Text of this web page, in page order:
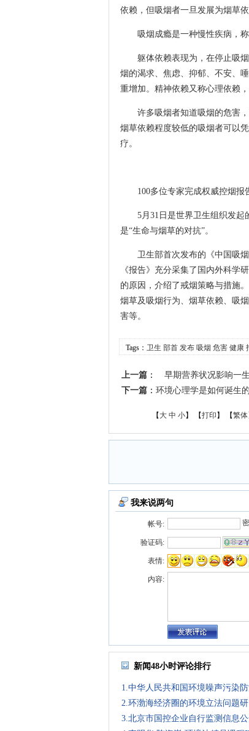
依赖，但吸烟者一旦发展为烟草
吸烟成瘾是一种慢性疾病，称
躯体依赖表现为，在停止吸烟
烟的渴求、焦虑、抑郁、不安、
重增加。精神依赖又称心理依赖
许多吸烟者知道吸烟的危害，
烟草依赖程度较低的吸烟者可以
疗。
100多位专家完成权威控烟报告
5月31日是世界卫生组织发起的
是“生命与烟草的对抗”。
卫生部首次发布的《中国吸烟
《报告》充分采集了国内外科学
的原因，介绍了戒烟策略与措施
烟草及吸烟行为、烟草依赖、吸
害等。
Tags：卫生 部首 发布 吸烟 危害 健康
上一篇 ：
早期营养状况影响一
下一篇 ： 环境心理学是如何诞生
【 大 中 小】 【打印 】 【繁体
我来说两句
帐号:
验证码:
表情:
内容:
新闻48小时评论排行
1.中华人民共和国环境噪声污染
2.环渤海经济圈的环境立法问题
3.北京市国控企业自行监测信息